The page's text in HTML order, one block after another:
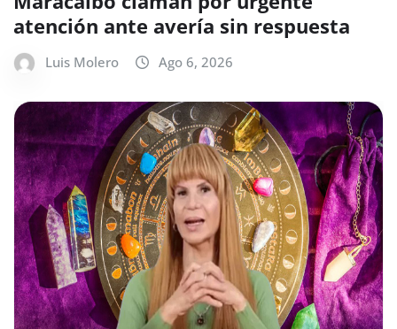
atención ante avería sin respuesta
Luis Molero Ago 6, 2026